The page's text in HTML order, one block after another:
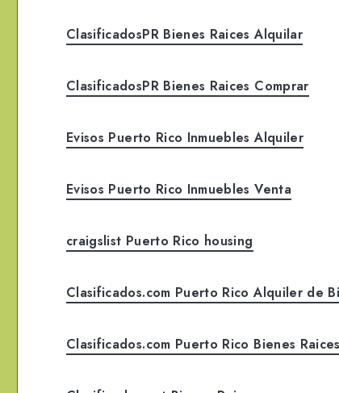
ClasificadosPR Bienes Raices Alquilar
ClasificadosPR Bienes Raices Comprar
Evisos Puerto Rico Inmuebles Alquiler
Evisos Puerto Rico Inmuebles Venta
craigslist Puerto Rico housing
Clasificados.com Puerto Rico Alquiler de
Clasificados.com Puerto Rico Bienes